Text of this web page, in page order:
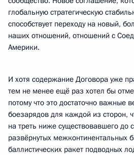
глобальную стратегическую
способствует переходу на новый,
наших отношений, отношений с
Америки.
И хотя содержание Договора уже
тем не менее ещё раз хотел бы
потому что это достаточно важные
боезарядов для каждой из сторон,
на треть ниже существовавшего до
развёрнутых межконтинентальных
баллистических ракет подводных